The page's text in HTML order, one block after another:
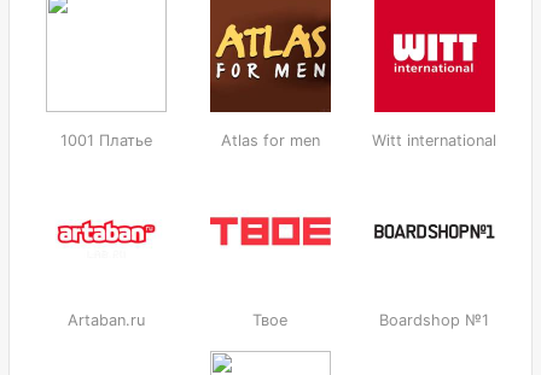
1001 Платье Atlas for men Witt international
Artaban.ru Твое Boardshop №1